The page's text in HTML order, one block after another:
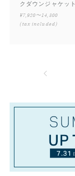
クダウンジャケット
¥7,920〜14,300
(tax included)